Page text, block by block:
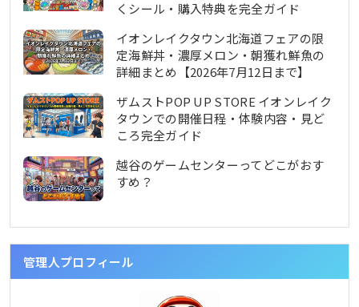
くシール・購入特典を完全ガイド
イオンレイクタウン北海道フェアの限
定海鮮丼・濃厚メロン・朝獲れ鮮魚の
詳細まとめ【2026年7月12日まで】
ザムストPOP UP STORE イオンレイク
タウンでの開催日程・体験内容・見ど
ころ完全ガイド
越谷のゲームセンターってどこがおす
すめ？
管理人プロフィール